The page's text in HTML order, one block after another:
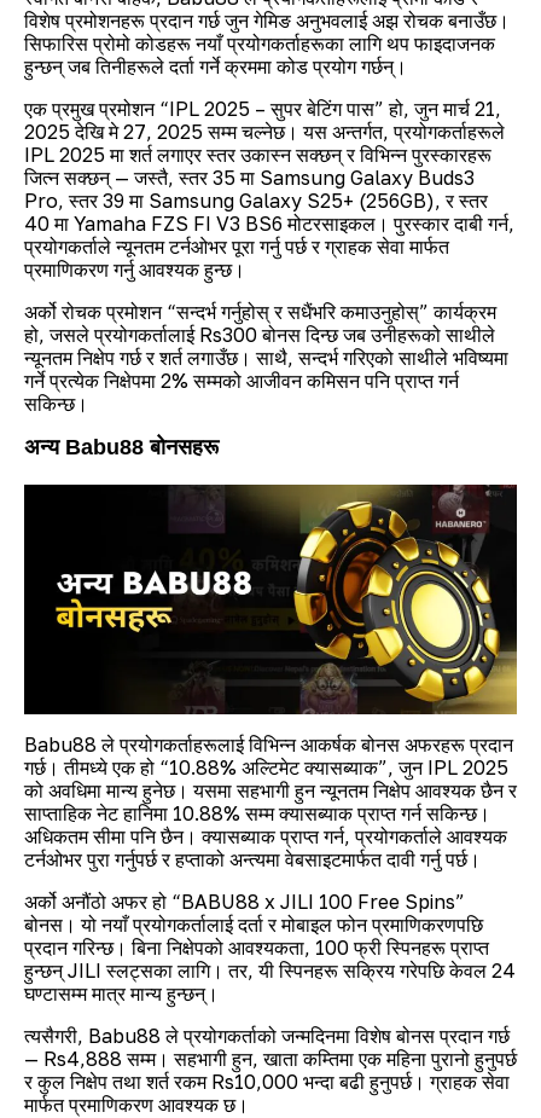
विशेष प्रमोशनहरू प्रदान गर्छ जुन गेमिङ अनुभवलाई अझ रोचक बनाउँछ।
सिफारिस प्रोमो कोडहरू नयाँ प्रयोगकर्ताहरूका लागि थप फाइदाजनक
हुन्छन् जब तिनीहरूले दर्ता गर्ने क्रममा कोड प्रयोग गर्छन्।
एक प्रमुख प्रमोशन “IPL 2025 – सुपर बेटिंग पास” हो, जुन मार्च 21,
2025 देखि मे 27, 2025 सम्म चल्नेछ। यस अन्तर्गत, प्रयोगकर्ताहरूले
IPL 2025 मा शर्त लगाएर स्तर उकास्न सक्छन् र विभिन्न पुरस्कारहरू
जित्न सक्छन् — जस्तै, स्तर 35 मा Samsung Galaxy Buds3
Pro, स्तर 39 मा Samsung Galaxy S25+ (256GB), र स्तर
40 मा Yamaha FZS FI V3 BS6 मोटरसाइकल। पुरस्कार दाबी गर्न,
प्रयोगकर्ताले न्यूनतम टर्नओभर पूरा गर्नु पर्छ र ग्राहक सेवा मार्फत
प्रमाणिकरण गर्नु आवश्यक हुन्छ।
अर्को रोचक प्रमोशन “सन्दर्भ गर्नुहोस् र सधैंभरि कमाउनुहोस्” कार्यक्रम
हो, जसले प्रयोगकर्तालाई Rs300 बोनस दिन्छ जब उनीहरूको साथीले
न्यूनतम निक्षेप गर्छ र शर्त लगाउँछ। साथै, सन्दर्भ गरिएको साथीले भविष्यमा
गर्ने प्रत्येक निक्षेपमा 2% सम्मको आजीवन कमिसन पनि प्राप्त गर्न
सकिन्छ।
अन्य Babu88 बोनसहरू
Babu88 ले प्रयोगकर्ताहरूलाई विभिन्न आकर्षक बोनस अफरहरू प्रदान
गर्छ। तीमध्ये एक हो “10.88% अल्टिमेट क्यासब्याक”, जुन IPL 2025
को अवधिमा मान्य हुनेछ। यसमा सहभागी हुन न्यूनतम निक्षेप आवश्यक छैन र
साप्ताहिक नेट हानिमा 10.88% सम्म क्यासब्याक प्राप्त गर्न सकिन्छ।
अधिकतम सीमा पनि छैन। क्यासब्याक प्राप्त गर्न, प्रयोगकर्ताले आवश्यक
टर्नओभर पुरा गर्नुपर्छ र हप्ताको अन्त्यमा वेबसाइटमार्फत दावी गर्नु पर्छ।
अर्को अनौंठो अफर हो “BABU88 x JILI 100 Free Spins”
बोनस। यो नयाँ प्रयोगकर्तालाई दर्ता र मोबाइल फोन प्रमाणिकरणपछि
प्रदान गरिन्छ। बिना निक्षेपको आवश्यकता, 100 फ्री स्पिनहरू प्राप्त
हुन्छन् JILI स्लट्सका लागि। तर, यी स्पिनहरू सक्रिय गरेपछि केवल 24
घण्टासम्म मात्र मान्य हुन्छन्।
त्यसैगरी, Babu88 ले प्रयोगकर्ताको जन्मदिनमा विशेष बोनस प्रदान गर्छ
— Rs4,888 सम्म। सहभागी हुन, खाता कम्तिमा एक महिना पुरानो हुनुपर्छ
र कुल निक्षेप तथा शर्त रकम Rs10,000 भन्दा बढी हुनुपर्छ। ग्राहक सेवा
मार्फत प्रमाणिकरण आवश्यक छ।